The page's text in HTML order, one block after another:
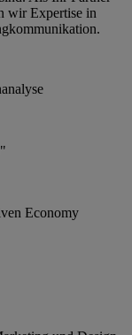
wir Expertise in
Economy